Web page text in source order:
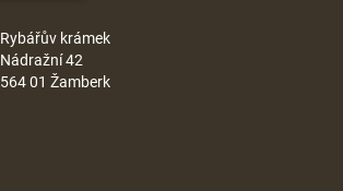
Rybářův krámek
Nádražní 42
564 01 Žamberk